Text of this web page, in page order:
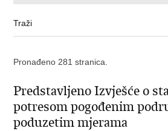
Pronađeno 281 stranica.
Predstavljeno Izvješće o
potresom pogođenim
poduzetim mjerama